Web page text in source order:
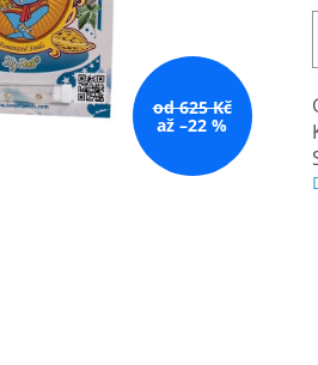
od 625 Kč
až –22 %